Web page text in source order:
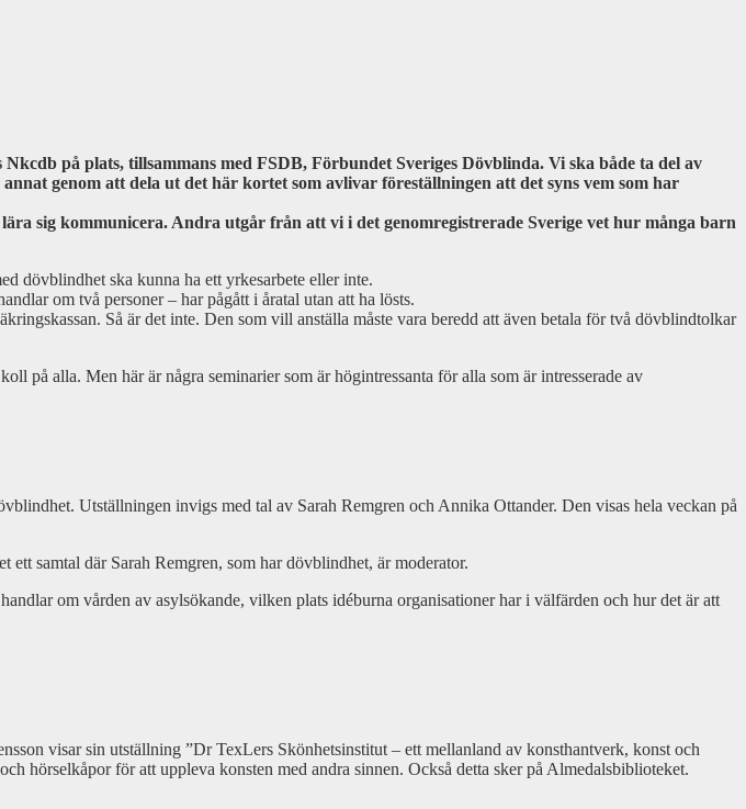
på plats, tillsammans med FSDB, Förbundet Sveriges Dövblinda. Vi ska både ta del av
genom att dela ut det här kortet som avlivar föreställningen att det syns vem som har
sig kommunicera. Andra utgår från att vi i det genomregistrerade Sverige vet hur många barn
dövblindhet ska kunna ha ett yrkesarbete eller inte.
om två personer – har pågått i åratal utan att ha lösts.
Så är det inte. Den som vill anställa måste vara beredd att även betala för två dövblindtolkar
på alla. Men här är några seminarier som är högintressanta för alla som är intresserade av
Utställningen invigs med tal av Sarah Remgren och Annika Ottander. Den visas hela veckan på
samtal där Sarah Remgren, som har dövblindhet, är moderator.
om vården av asylsökande, vilken plats idéburna organisationer har i välfärden och hur det är att
visar sin utställning ”Dr TexLers Skönhetsinstitut – ett mellanland av konsthantverk, konst och
hörselkåpor för att uppleva konsten med andra sinnen. Också detta sker på Almedalsbiblioteket.